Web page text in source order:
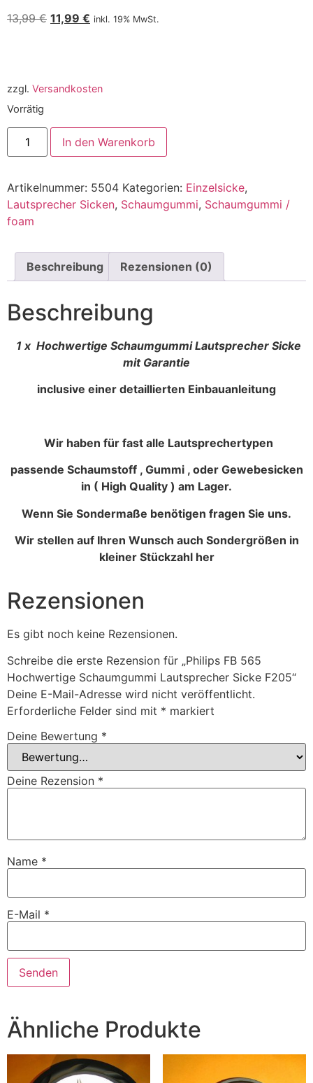
13,99€ 11,99 € inkl. 19% MwSt.
zzgl. Versandkosten
Vorrätig
In den Warenkorb
Artikelnummer: 5504 Kategorien: Einzelsicke,
Lautsprecher Sicken, Schaumgummi, Schaumgummi /
foam
Beschreibung Rezensionen (0)
Beschreibung
1 x Hochwertige Schaumgummi Lautsprecher Sicke
mit Garantie
inclusive einer detaillierten Einbauanleitung
Wir haben für fast alle Lautsprechertypen
passende Schaumstoff , Gummi , oder Gewebesicken
in ( High Quality ) am Lager.
Wenn Sie Sondermaße benötigen fragen Sie uns.
Wir stellen auf Ihren Wunsch auch Sondergrößen in
kleiner Stückzahl her
Rezensionen
Es gibt noch keine Rezensionen.
Schreibe die erste Rezension für „Philips FB 565
Hochwertige Schaumgummi Lautsprecher Sicke F205“
Deine E-Mail-Adresse wird nicht veröffentlicht.
Erforderliche Felder sind mit * markiert
Deine Bewertung *
Deine Rezension *
Name *
E-Mail *
Ähnliche Produkte